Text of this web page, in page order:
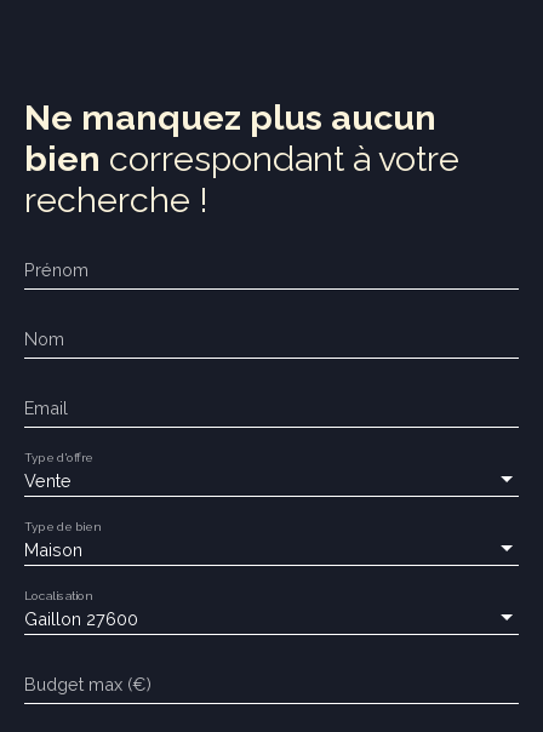
Ne manquez plus aucun
bien correspondant à votre
recherche !
Prénom
Nom
Email
Vente
Type d'offre
Maison
Type de bien
Gaillon 27600
Localisation
Budget max (€)